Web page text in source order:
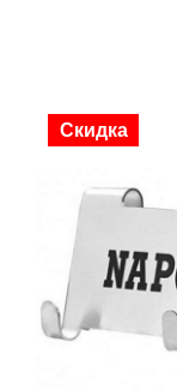
Скидка